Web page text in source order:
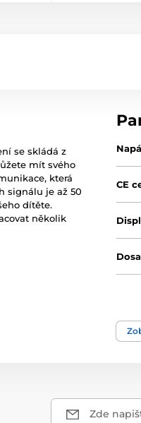
se skládá z
mít svého
která
signálu je až 50
dítěte.
několik
CE
Zde